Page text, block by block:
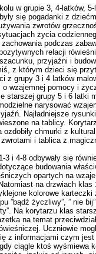
w grupie 3, 4-latków, 5-
się pogadanki z
zwrotów
życia
zachowania podczas
relacji
przyjaźni i
z którym dzieci się
z grupy 3 i 4 latków
o wzajemnej pomocy i
starszej grupy 5 i 6 latki
narysować
Najładniejsze
na tablicy. Korytarz
ozdobiły chmurki z
i tablica z
3 i 4-8 odbywały się
budowania
opartych na
na drzwiach klas
kolorowe karteczki
”bądź życzliwy”, ” nie
Na korytarzu klas
na temat
Uczniowie
z informacjami czym jest
ciągle ktoś wyśmiewa